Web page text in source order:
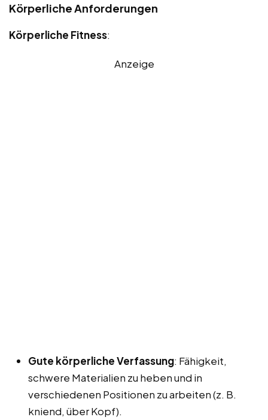
Körperliche Anforderungen
Körperliche Fitness:
Anzeige
Gute körperliche Verfassung: Fähigkeit,
schwere Materialien zu heben und in
verschiedenen Positionen zu arbeiten (z. B.
kniend, über Kopf).